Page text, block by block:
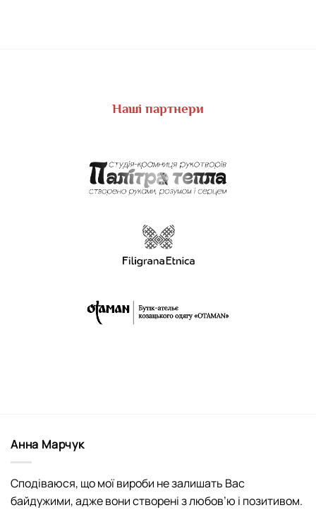
Наші партнери
Анна Марчук
Сподіваюся, що мої вироби не залишать Вас
байдужими, адже вони створені з любов’ю і позитивом.